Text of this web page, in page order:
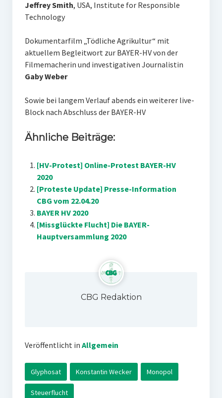
Jeffrey Smith, USA, Institute for Responsible
Technology
Dokumentarfilm „Tödliche Agrikultur“ mit
aktuellem Begleitwort zur BAYER-HV von der
Filmemacherin und investigativen Journalistin
Gaby Weber
Sowie bei langem Verlauf abends ein weiterer live-
Block nach Abschluss der BAYER-HV
Ähnliche Beiträge:
[HV-Protest] Online-Protest BAYER-HV
2020
[Proteste Update] Presse-Information
CBG vom 22.04.20
BAYER HV 2020
[Missglückte Flucht] Die BAYER-
Hauptversammlung 2020
CBG Redaktion
Veröffentlicht in Allgemein
Glyphosat Konstantin Wecker Monopol
Steuerflucht